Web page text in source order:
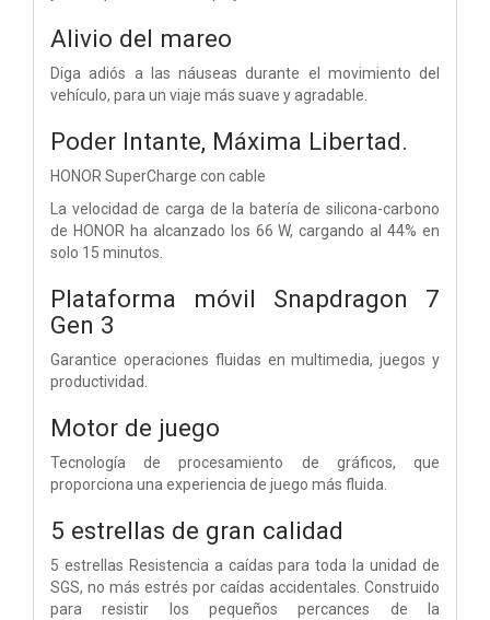
Alivio del mareo
Diga adiós a las náuseas durante el movimiento del
vehículo, para un viaje más suave y agradable.
Poder Intante, Máxima Libertad.
HONOR SuperCharge con cable
La velocidad de carga de la batería de silicona-carbono
de HONOR ha alcanzado los 66 W, cargando al 44% en
solo 15 minutos.
Plataforma móvil Snapdragon 7
Gen 3
Garantice operaciones fluidas en multimedia, juegos y
productividad.
Motor de juego
Tecnología de procesamiento de gráficos, que
proporciona una experiencia de juego más fluida.
5 estrellas de gran calidad
5 estrellas Resistencia a caídas para toda la unidad de
SGS, no más estrés por caídas accidentales. Construido
para resistir los pequeños percances de la